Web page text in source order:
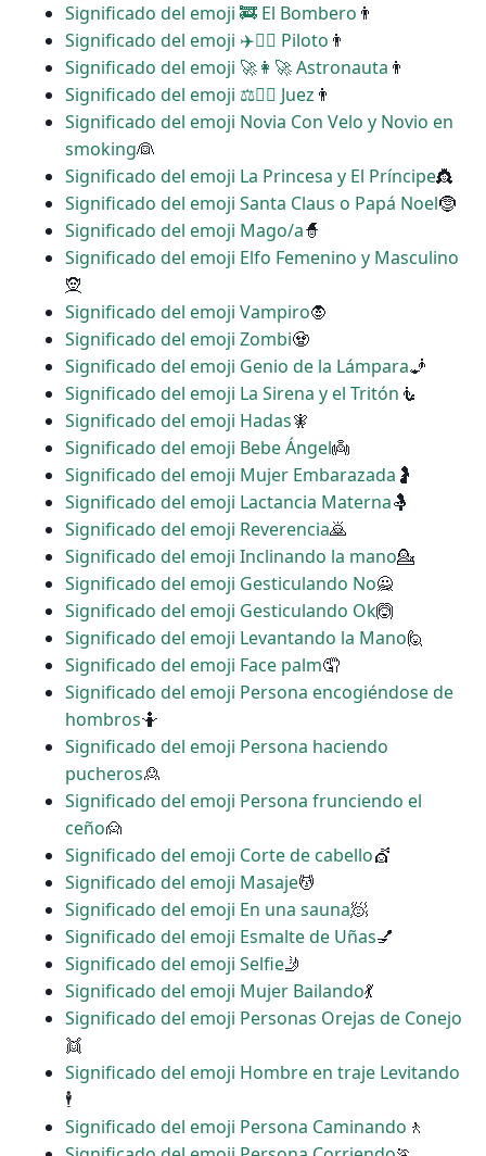
Significado del emoji ‍🚒 El Bombero 👨
Significado del emoji ‍✈️👩‍✈️ Piloto 👨
Significado del emoji ‍🚀👩‍🚀 Astronauta 👨
Significado del emoji ‍⚖️👩‍⚖️ Juez 👨
Significado del emoji Novia Con Velo y Novio en
smoking👰
Significado del emoji La Princesa y El Príncipe👸
Significado del emoji Santa Claus o Papá Noel🤶
Significado del emoji Mago/a🧙
Significado del emoji Elfo Femenino y Masculino
🧝
Significado del emoji Vampiro🧛
Significado del emoji Zombi🧟
Significado del emoji Genio de la Lámpara🧞
Significado del emoji La Sirena y el Tritón 🧜
Significado del emoji Hadas🧚
Significado del emoji Bebe Ángel👼
Significado del emoji Mujer Embarazada 🤰
Significado del emoji Lactancia Materna🤱
Significado del emoji Reverencia🙇
Significado del emoji Inclinando la mano💁
Significado del emoji Gesticulando No🙅
Significado del emoji Gesticulando Ok🙆
Significado del emoji Levantando la Mano🙋
Significado del emoji Face palm🤦
Significado del emoji Persona encogiéndose de
hombros🤷
Significado del emoji Persona haciendo
pucheros🙎
Significado del emoji Persona frunciendo el
ceño🙍
Significado del emoji Corte de cabello💇
Significado del emoji Masaje💆
Significado del emoji En una sauna🧖
Significado del emoji Esmalte de Uñas💅
Significado del emoji Selfie🤳
Significado del emoji Mujer Bailando💃
Significado del emoji Personas Orejas de Conejo
👯
Significado del emoji Hombre en traje Levitando
🕴
Significado del emoji Persona Caminando 🚶